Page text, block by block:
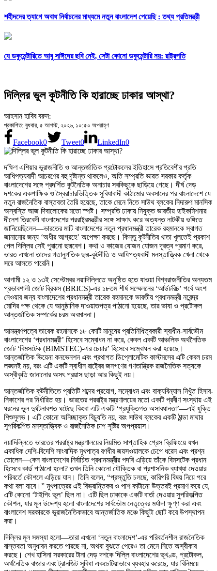
শহীদদের ত্যাগে অবাধ নির্বাচনের মাধ্যমে নতুন বাংলাদেশ পেয়েছি : তথ্য প্রতিমন্ত্রী
যে ডকুমেন্টারিতে আবু সাঈদের ছবি নেই, সেটা কোনো ডকুমেন্টারি নয়: রাষ্ট্রপতি
দিল্লির ভুল কূটনীতি কি হারাচ্ছে ঢাকার আস্থা?
আহসান হাবিব বরুন:
প্রকাশিত: বুধবার, ৫ আগস্ট, ২০২৬, ১০:৫০ অপরাহ্ণ
Facebook0 Tweet0 LinkedIn0
দক্ষিণ এশিয়ার ভূরাজনীতি ও আন্তর্জাতিক প্রটোকলের ইতিহাসে প্রতিবেশীর প্রতি
আধিপত্যবাদী আচরণের বহু দৃষ্টান্ত থাকলেও, অতি সম্প্রতি ভারত সরকার কর্তৃক
বাংলাদেশের সঙ্গে প্রদর্শিত কূটনৈতিক অনাচার সবকিছুকে ছাড়িয়ে গেছে। দীর্ঘ দেড়
দশকের একপাক্ষিক ও স্বৈরাচারভিত্তিক সুবিধাবাদী কাঠামোর অবসানের পর বাংলাদেশে যে
নতুন রাজনৈতিক বাস্তবতা তৈরি হয়েছে, তাকে মেনে নিতে সাউথ ব্লকের নিদারুণ মানসিক
অস্বস্তি আজ দিবালোকের মতো স্পষ্ট। সম্প্রতি ঢাকায় নিযুক্ত ভারতীয় হাইকমিশনার
দীনেশ ত্রিবেদী বাংলাদেশের পররাষ্ট্রমন্ত্রীর সঙ্গে সাক্ষাৎ করে অত্যন্ত নাটকীয় ভঙ্গিতে
জানিয়েছিলেন—ভারতের মাটি বাংলাদেশের নতুন প্রধানমন্ত্রী তারেক রহমানকে স্বাগত
জানানোর জন্য ‘অধীর আগ্রহে’ অপেক্ষা করছে। কিন্তু কূটনীতির খাতা খুলতেই প্রকাশ
পেল দিল্লির সেই পুরানো ছদ্মবেশ। কথা ও কাজের যোজন যোজন দূরত্ব প্রমাণ করে,
ভারত এখনো তাদের গতানুগতিক ছদ্ম-কূটনীতি ও আধিপত্যবাদী মনস্তাত্ত্বিক খেলা থেকে
সরে আসতে পারেনি।
আগামী ১২ ও ১৩ই সেপ্টেম্বর নয়াদিল্লিতে অনুষ্ঠিত হতে যাওয়া বিশ্বরাজনীতির অন্যতম
প্রভাবশালী জোট ব্রিকস (BRICS)-এর ১৮তম শীর্ষ সম্মেলনের ‘আউটরিচ’ পর্বে অংশ
নেওয়ার জন্য বাংলাদেশের প্রধানমন্ত্রী তারেক রহমানকে ভারতীয় প্রধানমন্ত্রী নরেন্দ্র
মোদির পক্ষ থেকে যে আনুষ্ঠানিক দাওয়াতপত্র পাঠানো হয়েছে, তার ভাষা ও প্রটোকল
আন্তর্জাতিক সম্পর্কের চরম অবমাননা।
আমন্ত্রণপত্রে তারেক রহমানকে ১৮ কোটি মানুষের প্রতিনিধিত্বকারী স্বাধীন-সার্বভৌম
বাংলাদেশের ‘প্রধানমন্ত্রী’ হিসেবে সম্বোধন না করে, কেবল একটি আঞ্চলিক অর্থনৈতিক
জোট ‘বিমসটেক (BIMSTEC)-এর চেয়ার’ হিসেবে সম্বোধন করা হয়েছে।
আন্তর্জাতিক ভিয়েনা কনভেনশন এবং প্রথাগত ডিপ্লোমেটিক কাস্টমসের এটি কেবল চরম
লঙ্ঘনই নয়, বরং এটি একটি স্বাধীন রাষ্ট্রের জনগণের গণতান্ত্রিক রাজনৈতিক সত্যকে
অস্বীকৃতি জানানোর অসৎ প্রয়াস ছাড়া আর কিছুই নয়।
আন্তর্জাতিক কূটনীতিতে প্রতিটি শব্দের প্রয়োগ, সম্বোধন এবং বাক্যবিন্যাস নিখুঁত হিসাব-
নিকাশের পর নির্ধারিত হয়। ভারতের পররাষ্ট্র মন্ত্রণালয়ের মতো একটি প্রবীণ সংস্থায় এই
ধরনের ভুল দুর্ঘটনাবশত ঘটেছে কিংবা এটি একটি ‘প্রযুক্তিগত অসাবধানতা’—এই যুক্তি
শিশুসুলভ। এটি কোনো অনিচ্ছাকৃত বিচ্যুতি নয়, বরং সাউথ ব্লকের একটি ঠান্ডা মাথার
সুপরিকল্পিত মনস্তাত্ত্বিক ও রাজনৈতিক চাপ সৃষ্টির অপপ্রয়াস।
নয়াদিল্লিতে ভারতের পররাষ্ট্র মন্ত্রণালয়ের নিয়মিত সাপ্তাহিক প্রেস ব্রিফিংয়ে যখন
একাধিক দেশি-বিদেশি সাংবাদিক মুখপাত্র রণধীর জয়সওয়ালকে চেপে ধরেন এবং প্রশ্ন
তোলেন—কেন বাংলাদেশের নির্বাচিত প্রধানমন্ত্রীর পদবি এড়িয়ে তাঁকে বিমসটেক প্রধান
হিসেবে কার্ড পাঠানো হলো? তখন তিনি কোনো যৌক্তিক বা প্রশাসনিক ব্যাখ্যা দেওয়ার
পরিবর্তে কৌশলে এড়িয়ে যান। তিনি বলেন, “প্রস্তুতি চলছে, কারিগরি বিষয় নিয়ে পরে
কথা বলা যাবে।” মুখপাত্রের এই বিভ্রান্তিকর ও পাশ কাটানো উত্তরই প্রমাণ করে যে,
এটি কোনো ‘টাইপিং ভুল’ ছিল না। এটি ছিল ঢাকাকে একটি বার্তা দেওয়ার সুপরিকল্পিত
কৌশল, যার মূল উদ্দেশ্য হলো বাংলাদেশের সার্বভৌম নেতৃত্বের মর্যাদা ক্ষুণ্ণ করা এবং
বাংলাদেশ সরকারকে ভূরাজনৈতিকভাবে আন্তর্জাতিক মঞ্চে কিছুটা ছোট করে উপস্থাপন
করা।
দিল্লির মূল সমস্যা হলো—তারা এখনো ‘নতুন বাংলাদেশ’-এর পরিবর্তনশীল রাজনৈতিক
বাস্তবতা অনুধাবন করতে পারছে না, অথবা বুঝতে পেরেও তা মেনে নিতে অস্বীকার
করছে। শেখ হাসিনা সরকারের টানা দেড় দশকে দিল্লি বাংলাদেশের ভূখণ্ড, প্রটোকল,
অর্থনৈতিক বাজার এবং ট্রানজিট সুবিধা একচেটিয়াভাবে ব্যবহার করেছে, যার বিনিময়ে